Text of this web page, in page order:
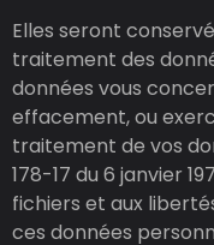
Elles seront
traitement des
données vous
effacement, ou
traitement de vos
178-17 du 6 janvier
fichiers et aux
ces données